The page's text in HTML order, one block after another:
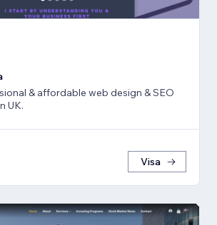
& affordable web design & SEO
UK.
Visa